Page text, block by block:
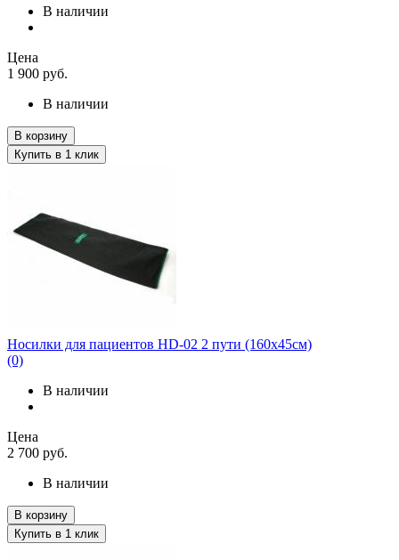
В наличии
Цена
1 900 руб.
В наличии
В корзину
Купить в 1 клик
Носилки для пациентов HD-02 2 пути (160х45см)
(0)
В наличии
Цена
2 700 руб.
В наличии
В корзину
Купить в 1 клик